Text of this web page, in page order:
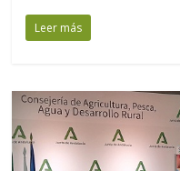
Leer más